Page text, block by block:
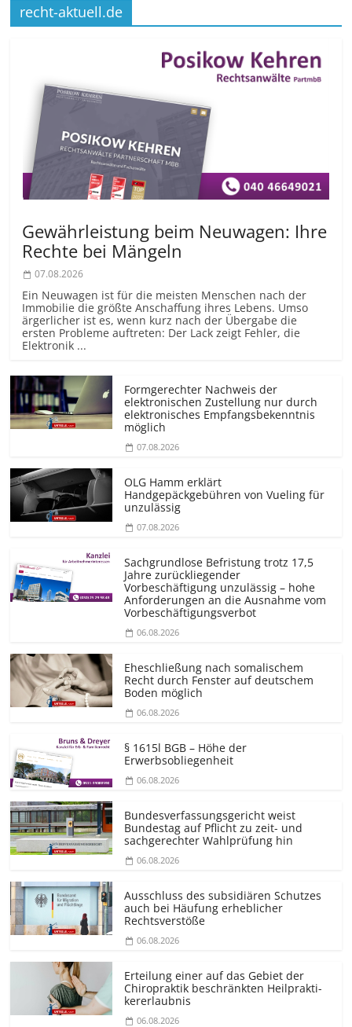
recht-aktuell.de
Gewährleistung beim Neuwagen: Ihre
Rechte bei Mängeln
07.08.2026
Ein Neuwagen ist für die meisten Menschen nach der
Immobilie die größte Anschaffung ihres Lebens. Umso
ärgerlicher ist es, wenn kurz nach der Übergabe die
ersten Probleme auftreten: Der Lack zeigt Fehler, die
Elektronik ...
Formgerechter Nachweis der
elektronischen Zustellung nur durch
elektronisches Empfangsbekenntnis
möglich
07.08.2026
OLG Hamm erklärt
Handgepäckgebühren von Vueling für
unzulässig
07.08.2026
Sachgrundlose Befristung trotz 17,5
Jahre zurückliegender
Vorbeschäftigung unzulässig – hohe
Anforderungen an die Ausnahme vom
Vorbeschäf­tigungsverbot
06.08.2026
Eheschließung nach somalischem
Recht durch Fenster auf deutschem
Boden möglich
06.08.2026
§ 1615l BGB – Höhe der
Erwerbsobliegenheit
06.08.2026
Bundesver­fassungsgericht weist
Bundestag auf Pflicht zu zeit- und
sachgerechter Wahlprüfung hin
06.08.2026
Ausschluss des subsidiären Schutzes
auch bei Häufung erheblicher
Rechtsverstöße
06.08.2026
Erteilung einer auf das Gebiet der
Chiropraktik beschränkten Heilprakti­
kererlaubnis
06.08.2026